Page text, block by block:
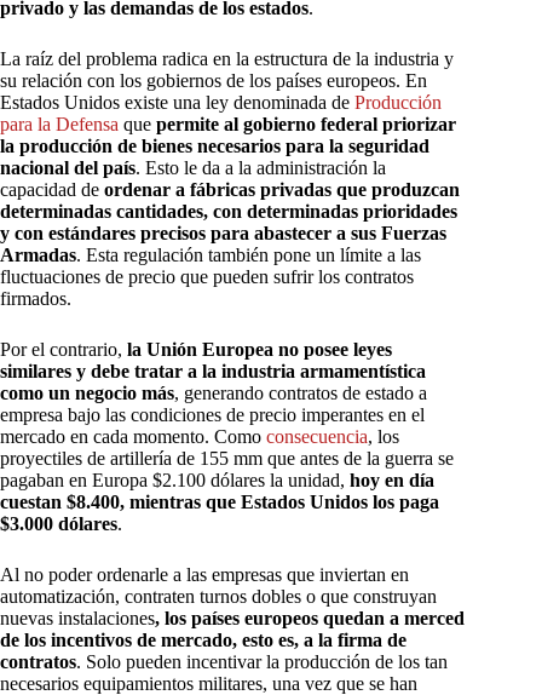
privado y las demandas de los estados.
La raíz del problema radica en la estructura de la industria y
su relación con los gobiernos de los países europeos. En
Estados Unidos existe una ley denominada de Producción
para la Defensa que permite al gobierno federal priorizar
la producción de bienes necesarios para la seguridad
nacional del país. Esto le da a la administración la
capacidad de ordenar a fábricas privadas que produzcan
determinadas cantidades, con determinadas prioridades
y con estándares precisos para abastecer a sus Fuerzas
Armadas. Esta regulación también pone un límite a las
fluctuaciones de precio que pueden sufrir los contratos
firmados.
Por el contrario, la Unión Europea no posee leyes
similares y debe tratar a la industria armamentística
como un negocio más, generando contratos de estado a
empresa bajo las condiciones de precio imperantes en el
mercado en cada momento. Como consecuencia, los
proyectiles de artillería de 155 mm que antes de la guerra se
pagaban en Europa $2.100 dólares la unidad, hoy en día
cuestan $8.400, mientras que Estados Unidos los paga
$3.000 dólares.
Al no poder ordenarle a las empresas que inviertan en
automatización, contraten turnos dobles o que construyan
nuevas instalaciones, los países europeos quedan a merced
de los incentivos de mercado, esto es, a la firma de
contratos. Solo pueden incentivar la producción de los tan
necesarios equipamientos militares, una vez que se han